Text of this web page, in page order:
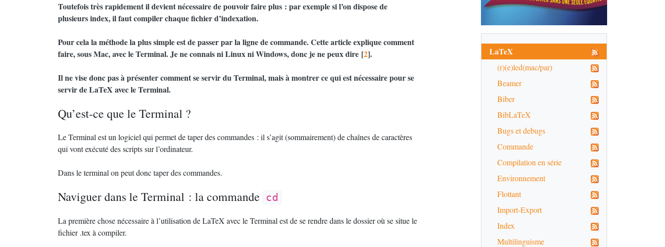
Toutefois très rapidement il devient nécessaire de pouvoir faire plus : par exemple si l’on dispose de
plusieurs index, il faut compiler chaque fichier d’indexation.
Pour cela la méthode la plus simple est de passer par la ligne de commande. Cette article explique comment
faire, sous Mac, avec le Terminal. Je ne connais ni Linux ni Windows, donc je ne peux dire [2].
Il ne vise donc pas à présenter comment se servir du Terminal, mais à montrer ce qui est nécessaire pour se
servir de LaTeX avec le Terminal.
Qu’est-ce que le Terminal ?
Le Terminal est un logiciel qui permet de taper des commandes : il s’agit (sommairement) de chaînes de caractères
qui vont exécuté des scripts sur l’ordinateur.
Dans le terminal on peut donc taper des commandes.
Naviguer dans le Terminal : la commande cd
La première chose nécessaire à l’utilisation de LaTeX avec le Terminal est de se rendre dans le dossier où se situe le
fichier .tex à compiler.
LaTeX
(r)(e)led(mac/par)
Beamer
Biber
BibLaTeX
Bugs et debugs
Commande
Compilation en série
Environnement
Flottant
Import-Export
Index
Multilinguisme